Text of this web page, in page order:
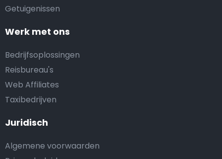
Getuigenissen
Werk met ons
Bedrijfsoplossingen
Reisbureau's
Web Affiliates
Taxibedrijven
Juridisch
Algemene voorwaarden